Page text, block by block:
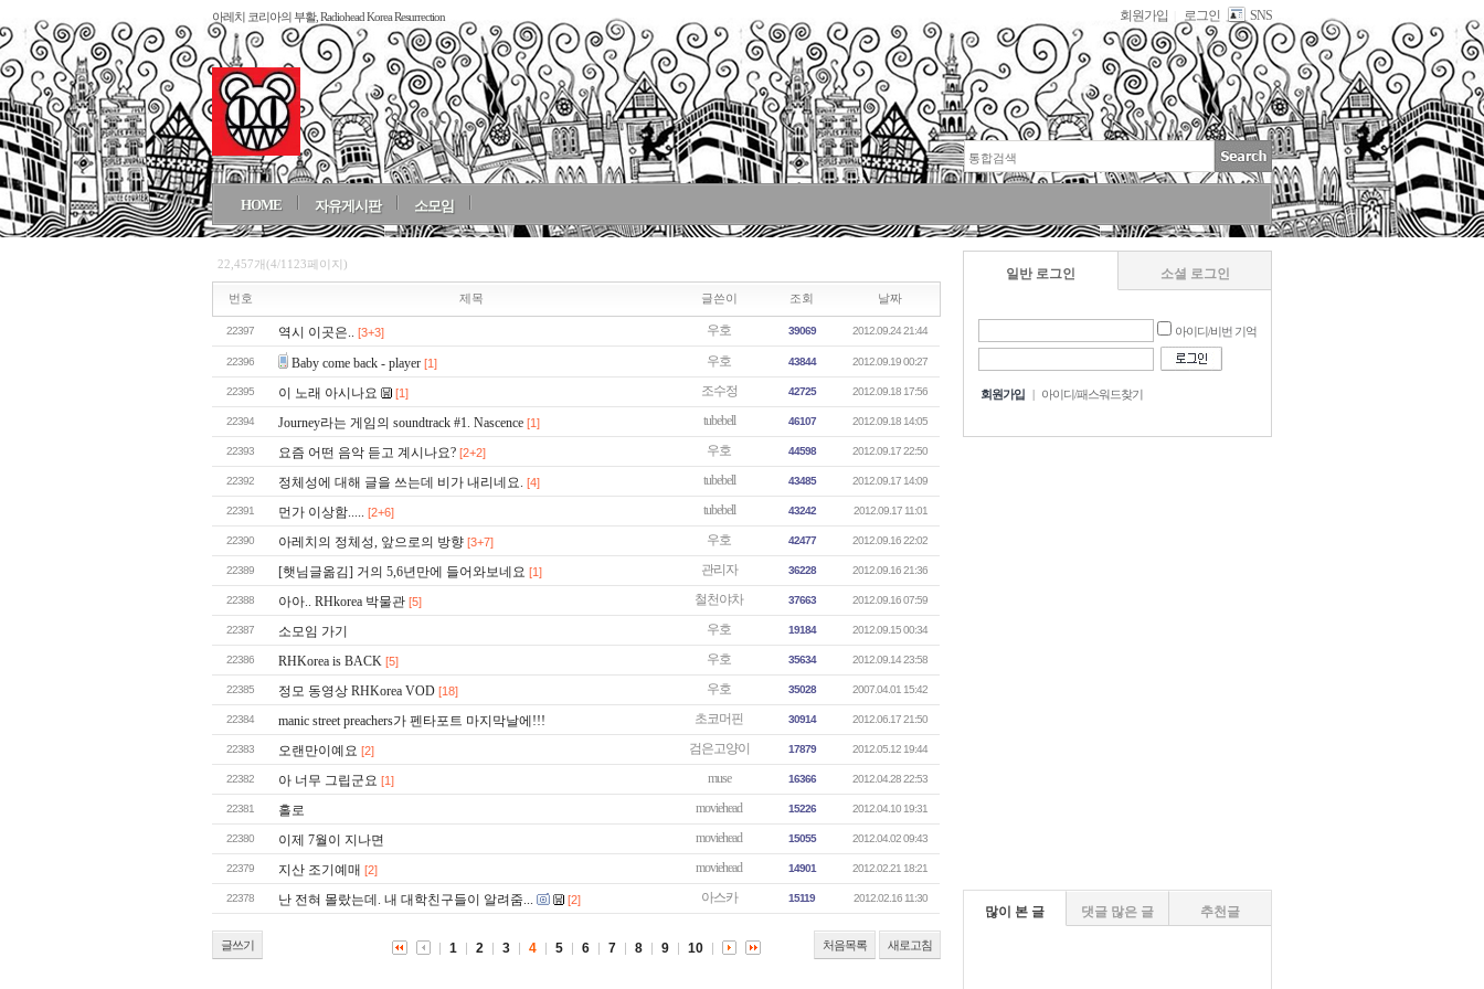
아레치 코리아의 부활, Radiohead Korea Resurrection 회원가입 로그인 SNS
HOME 자유게시판 소모임
22,457개(4/1123페이지)
번호 제목 글쓴이 조회 날짜
22397 역시 이곳은.. [3+3] 우호 39069 2012.09.24 21:44
22396 Baby come back - player [1] 우호 43844 2012.09.19 00:27
22395 이 노래 아시나요 [1] 조수정 42725 2012.09.18 17:56
22394 Journey라는 게임의 soundtrack #1. Nascence [1] tubebell 46107 2012.09.18 14:05
22393 요즘 어떤 음악 듣고 계시나요? [2+2] 우호 44598 2012.09.17 22:50
22392 정체성에 대해 글을 쓰는데 비가 내리네요. [4] tubebell 43485 2012.09.17 14:09
22391 먼가 이상함..... [2+6] tubebell 43242 2012.09.17 11:01
22390 아레치의 정체성, 앞으로의 방향 [3+7] 우호 42477 2012.09.16 22:02
22389 [햇님글옮김] 거의 5,6년만에 들어와보네요 [1] 관리자 36228 2012.09.16 21:36
22388 아아.. RHkorea 박물관 [5] 철천야차 37663 2012.09.16 07:59
22387 소모임 가기 우호 19184 2012.09.15 00:34
22386 RHKorea is BACK [5] 우호 35634 2012.09.14 23:58
22385 정모 동영상 RHKorea VOD [18] 우호 35028 2007.04.01 15:42
22384 manic street preachers가 펜타포트 마지막날에!!! 초코머핀 30914 2012.06.17 21:50
22383 오랜만이예요 [2] 검은고양이 17879 2012.05.12 19:44
22382 아 너무 그립군요 [1] muse 16366 2012.04.28 22:53
22381 홀로 moviehead 15226 2012.04.10 19:31
22380 이제 7월이 지나면 moviehead 15055 2012.04.02 09:43
22379 지산 조기예매 [2] moviehead 14901 2012.02.21 18:21
22378 난 전혀 몰랐는데. 내 대학친구들이 알려줌... [2] 아스카 15119 2012.02.16 11:30
글쓰기 처음목록 새로고침
1 2 3 4 5 6 7 8 9 10
일반 로그인 소셜 로그인
아이디/비번 기억
회원가입 | 아이디/패스워드찾기
많이 본 글 댓글 많은 글 추천글